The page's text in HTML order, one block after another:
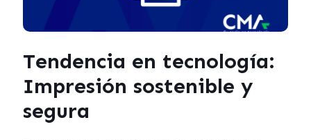
Tendencia en tecnología:
Impresión sostenible y
segura